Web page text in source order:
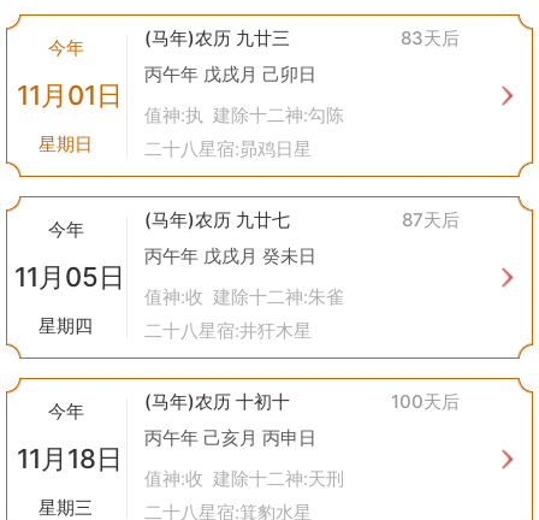
今年
11月01日
星期日
(马年)农历 九廿三
83天后
丙午年 戊戌月 己卯日
值神:执 建除十二神:勾陈
二十八星宿:昴鸡日星
今年
11月05日
星期四
(马年)农历 九廿七
87天后
丙午年 戊戌月 癸未日
值神:收 建除十二神:朱雀
二十八星宿:井犴木星
今年
11月18日
星期三
(马年)农历 十初十
100天后
丙午年 己亥月 丙申日
值神:收 建除十二神:天刑
二十八星宿:箕豹水星